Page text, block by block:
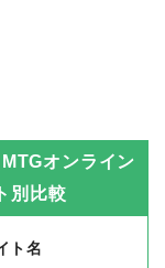
オンライン
別比較
ト名